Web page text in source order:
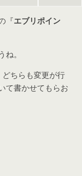
『エブリポイン
。
ちらも変更が行
て書かせてもらお